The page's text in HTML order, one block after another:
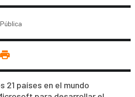
21 países en el mundo